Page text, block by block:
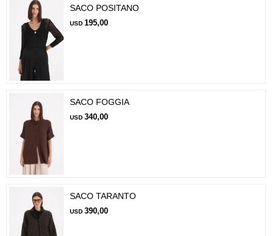
SACO POSITANO
USD 195,00
SACO FOGGIA
USD 340,00
SACO TARANTO
USD 390,00